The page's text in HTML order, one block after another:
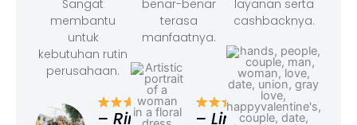
Sangat
membantu
untuk
kebutuhan rutin
perusahaan.
– Rina,
benar-benar
terasa
manfaatnya.
– Linda,
layanan serta
cashbacknya.